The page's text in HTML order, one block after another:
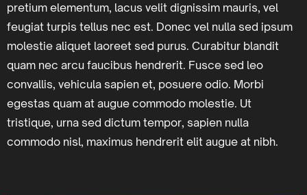
pretium elementum, lacus velit dignissim mauris, vel
feugiat turpis tellus nec est. Donec vel nulla sed ipsum
molestie aliquet laoreet sed purus. Curabitur blandit
quam nec arcu faucibus hendrerit. Fusce sed leo
convallis, vehicula sapien et, posuere odio. Morbi
egestas quam at augue commodo molestie. Ut
tristique, urna sed dictum tempor, sapien nulla
commodo nisl, maximus hendrerit elit augue at nibh.